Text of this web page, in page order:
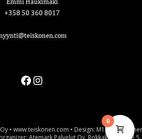
Emmi Haukimäki
+358 50 360 8017
Facebook
Instagram
• www.teiskonen.com • Design: M1 •
0